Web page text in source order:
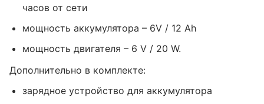
часов от сети
мощность аккумулятора – 6V / 12 Ah
мощность двигателя – 6 V / 20 W.
Дополнительно в комплекте:
зарядное устройство для аккумулятора